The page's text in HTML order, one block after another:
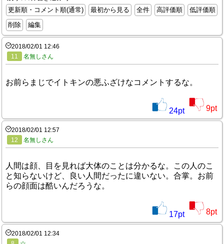
更新順・コメント順(通常)
最初から見る 全件 高評価順
低評価順
削除
編集
2018/02/01 12:46
11
名無しさん
お前らまじでイトキンの悪ふざけなコメントするな。
24pt 9pt
2018/02/01 12:57
12
名無しさん
人間は顔、目を見れば大体のことは分かるな。この人のこ
と知らないけど、良い人間だったに違いない。合掌。お前
らの顔面は酷いんだろうな。
17pt 8pt
2018/02/01 12:34